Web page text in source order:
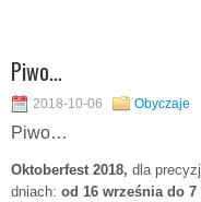
Piwo…
2018-10-06 Obyczaje
Piwo…
Oktoberfest 2018, dla
dniach: od 16 września do